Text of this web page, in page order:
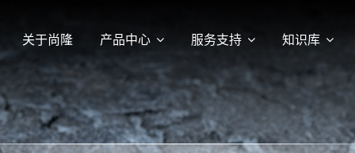
关于尚隆 产品中心 服务支持 知识库